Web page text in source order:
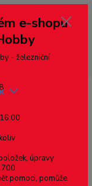
chcete platit v eurech
- pravý horní roh ---
bude po
poštovné, v opačném
a rušeny následující
Menu
e-shopu
- železniční
úpravy
pomoci, pomůže.